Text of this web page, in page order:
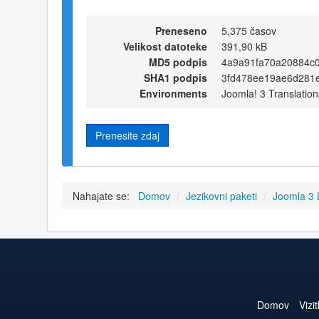
Preneseno
5,375 časov
Velikost datoteke
391,90 kB
MD5 podpis
SHA1 podpis
Environments
Joomla! 3
Prenesite zdaj
Nahajate se: Domov / Jezikovni paketi / Joomla 3
Domov